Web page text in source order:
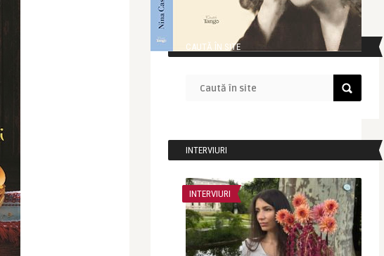
CAUTĂ ÎN SITE
INTERVIURI
INTERVIURI